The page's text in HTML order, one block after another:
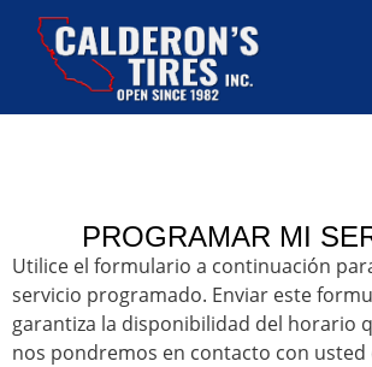
PROGRAMAR MI
Utilice el formulario a continuación
servicio programado. Enviar este
garantiza la disponibilidad del horario
nos pondremos en contacto con usted